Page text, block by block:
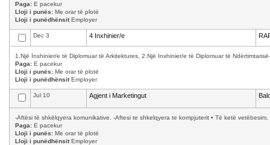
Paga: E pacekur
Lloji i punës: Me orar të plotë
Lloji i punëdhënsitEmployer
Dec 3 4 Inxhinier/e
1.Një Inxhinier/e të Diplomuar të Arkitektures, 2.Një Inxhinier/e të Diplomuar të
Paga: E pacekur
Lloji i punës: Me orar të plotë
Lloji i punëdhënsitEmployer
Jul 10 Agjent i Marketingut
-Aftësi të shkëlqyera komunikative. -Aftesi te shkelqyera te kompjuterit • Të ketë
Paga: E pacekur
Lloji i punës: Me orar të plotë
Lloji i punëdhënsitEmployer